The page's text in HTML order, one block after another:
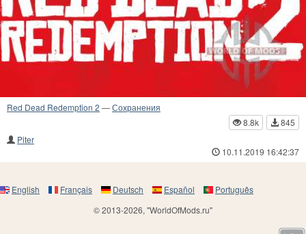
Red Dead Redemption 2 —Сохранения
8.8k
845
Piter
10.11.2019 16:42:37
English Français Deutsch Español
Português
© 2013-2026, "WorldOfMods.ru"